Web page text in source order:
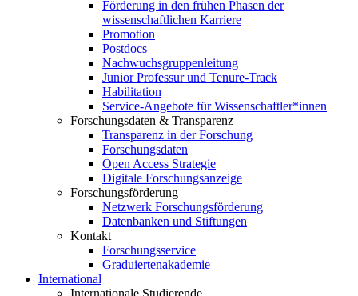
Förderung in den frühen Phasen der
wissenschaftlichen Karriere
Promotion
Postdocs
Nachwuchsgruppenleitung
Junior Professur und Tenure-Track
Habilitation
Service-Angebote für Wissenschaftler*innen
Forschungsdaten & Transparenz
Transparenz in der Forschung
Forschungsdaten
Open Access Strategie
Digitale Forschungsanzeige
Forschungsförderung
Netzwerk Forschungsförderung
Datenbanken und Stiftungen
Kontakt
Forschungsservice
Graduiertenakademie
International
Internationale Studierende